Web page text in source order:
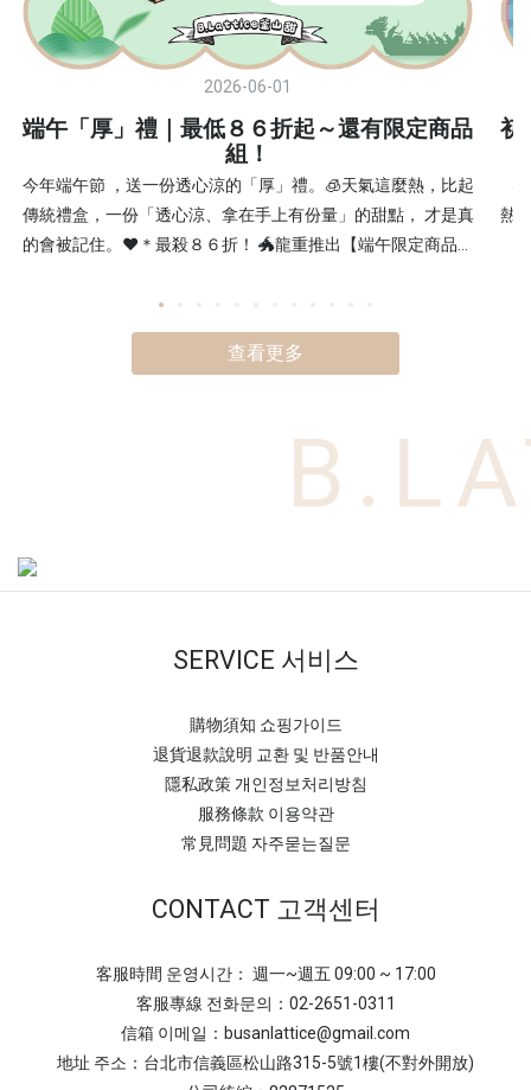
2026-06-01
端午「厚」禮｜最低８６折起～還有限定商品
組！
今年端午節 ，送一份透心涼的「厚」禮。🧊天氣這麼熱，比起
傳統禮盒，一份「透心涼、拿在手上有份量」的甜點， 才是真
的會被記住。❤️＊最殺８６折！ 🐲龍重推出【端午限定商品綜
數 ▸▸ https://www.blattice.com.tw/pages/20260601✔ 層層堆
疊的厚實口感 ✔ 冰涼清爽、不甜膩 ✔ 打開就能吃，沒有負擔
這種禮，不是只是送到，是會被好好吃完的。 送禮很簡單，難
初
熱
查看更多
SERVICE 서비스
購物須知 쇼핑가이드
退貨退款說明 교환 및 반품안내
隱私政策 개인정보처리방침
服務條款 이용약관
常見問題 자주묻는질문
CONTACT 고객센터
客服時間 운영시간： 週一~週五 09:00 ~ 17:00
客服專線 전화문의：02-2651-0311
信箱 이메일：busanlattice@gmail.com
地址 주소：台北市信義區松山路315-5號1樓(不對外開放)